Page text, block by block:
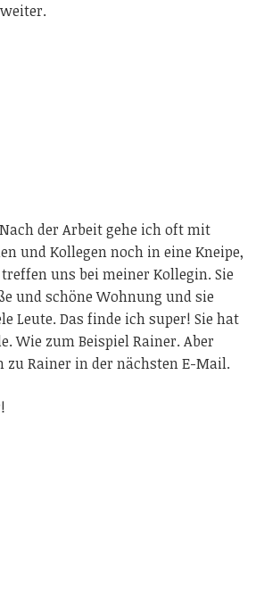
der Arbeit gehe ich oft mit
und Kollegen noch in eine Kneipe,
uns bei meiner Kollegin. Sie
und schöne Wohnung und sie
Leute. Das finde ich super! Siehat
. Wie zum Beispiel Rainer. Aber
Rainer in der nächsten E-Mail.